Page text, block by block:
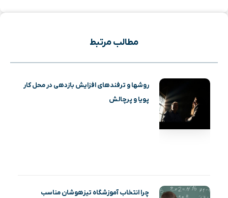
مطالب مرتبط
روشها و ترفندهای افزایش بازدهی در محل کار
پویا و پرچالش
چرا انتخاب آموزشگاه تیزهوشان مناسب